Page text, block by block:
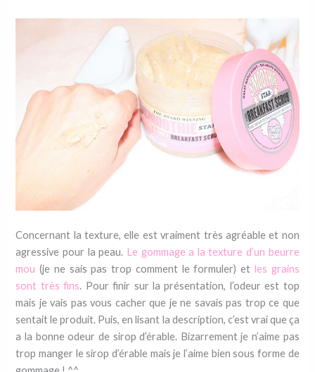
Concernant la texture, elle est vraiment très agréable et non
agressive pour la peau. Le gommage a la texture d’un beurre
mou (je ne sais pas trop comment le formuler) et les grains
sont très fins. Pour finir sur la présentation, l’odeur est top
mais je vais pas vous cacher que je ne savais pas trop ce que
sentait le produit. Puis, en lisant la description, c’est vrai que ça
a la bonne odeur de sirop d’érable. Bizarrement je n’aime pas
trop manger le sirop d’érable mais je l’aime bien sous forme de